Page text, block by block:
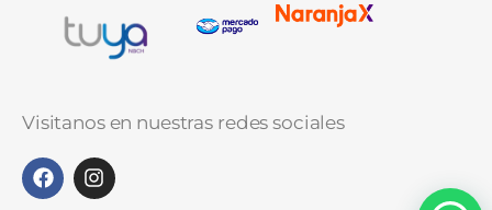
Visitanos en nuestras redes sociales